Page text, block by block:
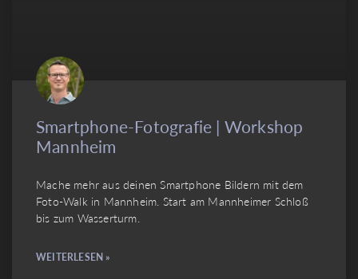
Smartphone-Fotografie | Workshop
Mannheim
Mache mehr aus deinen Smartphone Bildern mit dem
Foto-Walk in Mannheim. Start am Mannheimer Schloß
bis zum Wasserturm.
WEITERLESEN »